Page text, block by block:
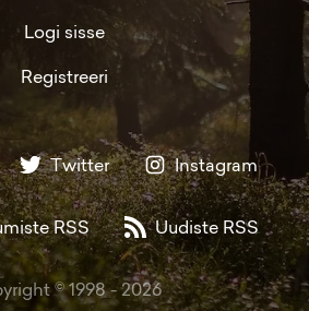
Logi sisse
Registreeri
Twitter Instagram
RSS Uudiste RSS
© 1998 -2026